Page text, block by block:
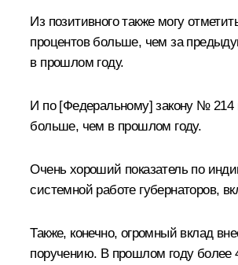
Из позитивного также могу
процентов больше, чем за
в прошлом году.
И по [Федеральному] закону № 214
больше, чем в прошлом году.
Очень хороший показатель по
системной работе губернаторов,
Также, конечно, огромный вклад
поручению. В прошлом году более